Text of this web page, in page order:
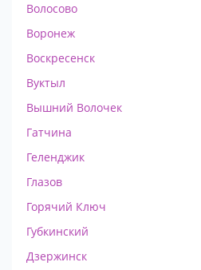
Волосово
Воронеж
Воскресенск
Вуктыл
Вышний Волочек
Гатчина
Геленджик
Глазов
Горячий Ключ
Губкинский
Дзержинск